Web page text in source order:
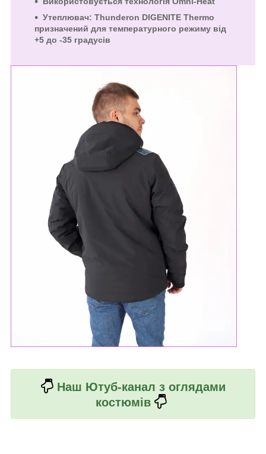
Утеплювач: Thunderon DIGENITE Thermo
призначений для температурного режиму від
+5 до -35 градусів
Наш Ютуб-канал з оглядами
костюмів